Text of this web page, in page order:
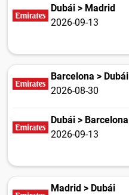
Dubái > Madrid
2026-09-13
Barcelona > Dubái
2026-08-30
Dubái > Barcelona
2026-09-13
Madrid > Dubái